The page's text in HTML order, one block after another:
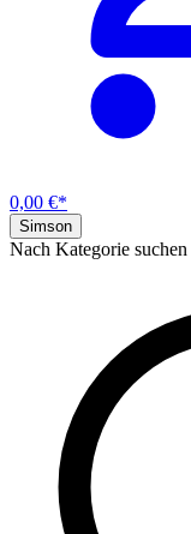
0,00 €*
Simson
Nach Kategorie suchen